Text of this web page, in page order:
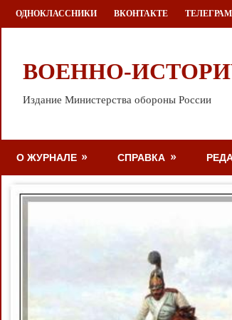
Перейти
к
ОДНОКЛАССНИКИ ВКОНТАКТЕ
ВОЕННО-
Издание Министерства обороны России
О ЖУРНАЛЕ СПРАВКА